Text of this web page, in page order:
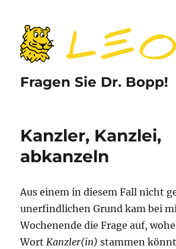
Fragen Sie Dr. Bopp!
Kanzler, Kanzlei,
abkanzeln
Aus einem in diesem Fall nicht
unerfindlichen Grund kam bei
Wochenende die Frage auf,
WortKanzler(in) stammen